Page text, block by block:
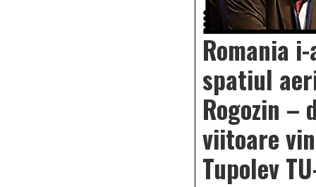
Romania
spatiul
Rogozin –
viitoare
Tupolev